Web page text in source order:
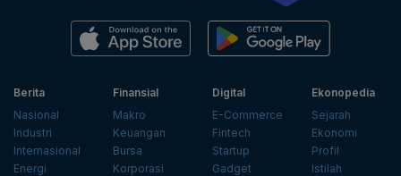
Berita
Nasional
Industri
Internasional
Energi
Finansial
Makro
Keuangan
Bursa
Korporasi
Digital
E-Commerce
Fintech
Startup
Gadget
Ekonopedia
Sejarah
Ekonomi
Profil
Istilah